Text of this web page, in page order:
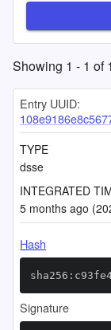
Showing 1 - 1 of1
Entry UUID:
TYPE
dsse
INTEGRATED
5 months ago
Hash
Signature